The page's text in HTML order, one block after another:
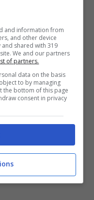
probabilmente
and information from
and other device
shared with 319
We and our partners
of partners.
data on the basis
to by managing
the bottom of this page
consent in privacy